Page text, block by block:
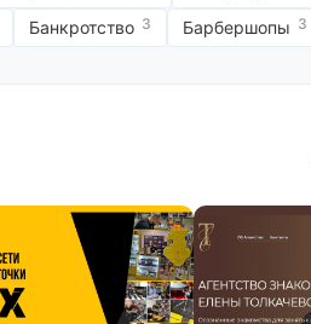
Банкротство 3 Барбершопы 3